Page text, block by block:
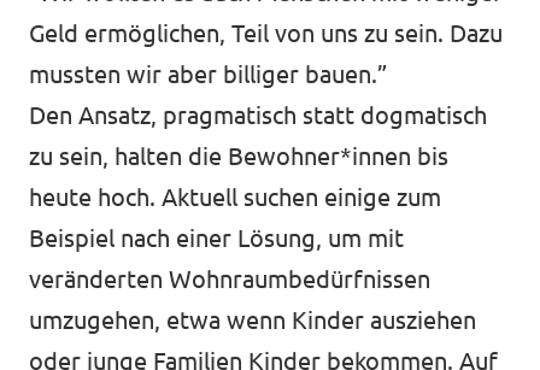
Geld ermöglichen, Teil von uns zu sein. Dazu
mussten wir aber billiger bauen.”
Den Ansatz, pragmatisch statt dogmatisch
zu sein, halten die Bewohner*innen bis
heute hoch. Aktuell suchen einige zum
Beispiel nach einer Lösung, um mit
veränderten Wohnraumbedürfnissen
umzugehen, etwa wenn Kinder ausziehen
oder junge Familien Kinder bekommen. Auf